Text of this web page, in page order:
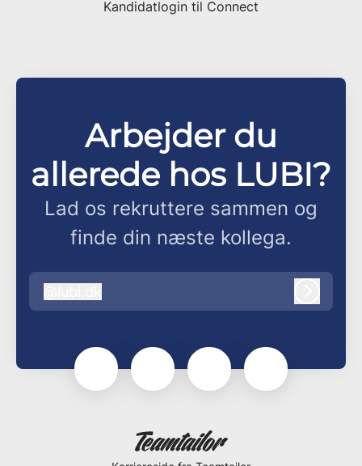
Kandidatlogin til Connect
Arbejder du
allerede hos LUBI?
Lad os rekruttere sammen og
finde din næste kollega.
lubi.dk